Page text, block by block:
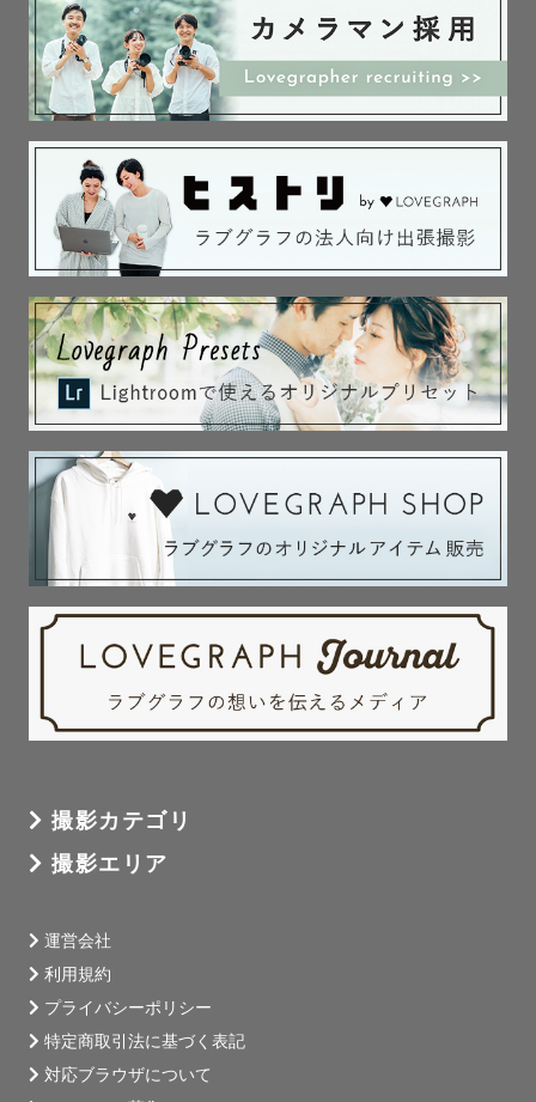
撮影カテゴリ
撮影エリア
運営会社
利用規約
プライバシーポリシー
特定商取引法に基づく表記
対応ブラウザについて